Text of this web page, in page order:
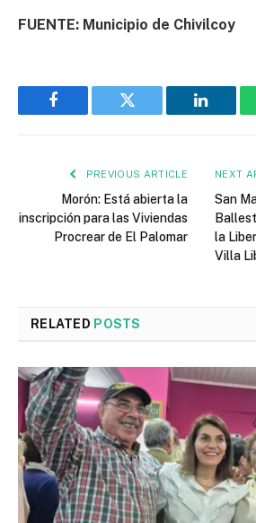
FUENTE: Municipio de Chivilcoy
Facebook Twitter
PREVIOUS ARTICLE
Morón: Está abierta la
inscripción para las Viviendas
Procrear de El Palomar
NEXT
San
la
Villa
RELATED POSTS